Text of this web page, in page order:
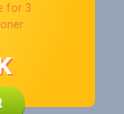
for 3